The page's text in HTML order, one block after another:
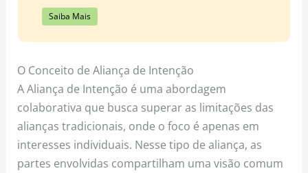
Saiba Mais
O Conceito de Aliança de Intenção
A Aliança de Intenção é uma abordagem
colaborativa que busca superar as limitações das
alianças tradicionais, onde o foco é apenas em
interesses individuais. Nesse tipo de aliança, as
partes envolvidas compartilham uma visão comum